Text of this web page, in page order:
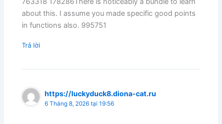
about this. I assume you made specific good points
in functions also. 995751
Trả lời
https://luckyduck8.diona-cat.ru
6 Tháng 8, 2026 tại 19:56